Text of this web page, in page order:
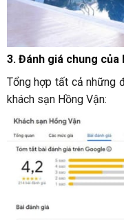
3. Đánh giá chung của
Tổng hợp tất cả những
khách sạn Hồng Vận: